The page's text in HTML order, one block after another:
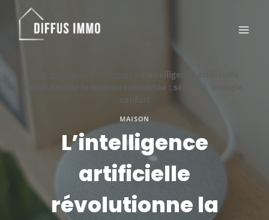
contenu
L’intelligence artificielle
révolutionne la maison connectée : sécurité, énergie,
confort
MAISON
L’intelligence
artificielle
révolutionne la